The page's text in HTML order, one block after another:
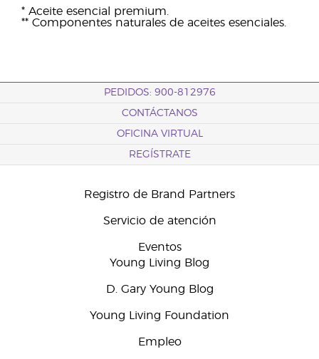
* Aceite esencial premium.
** Componentes naturales de aceites esenciales.
PEDIDOS: 900-812976
CONTÁCTANOS
OFICINA VIRTUAL
REGÍSTRATE
Registro de Brand Partners
Servicio de atención
Eventos
Young Living Blog
D. Gary Young Blog
Young Living Foundation
Empleo